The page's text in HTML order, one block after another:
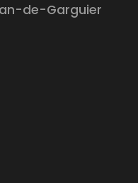
de-Garguier